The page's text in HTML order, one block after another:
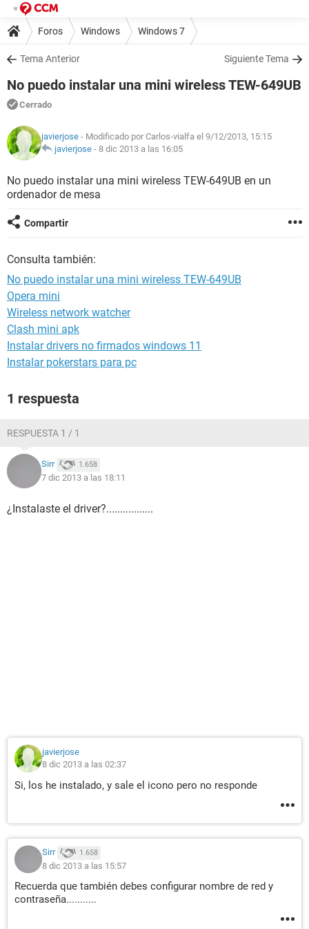
Foros Windows Windows 7
Tema Anterior Siguiente Tema
No puedo instalar una mini wireless TEW-649UB
Cerrado
javierjose - Modificado por Carlos-vialfa el 9/12/2013, 15:15
javierjose - 8 dic 2013 a las 16:05
No puedo instalar una mini wireless TEW-649UB en un
ordenador de mesa
Compartir
Consulta también:
No puedo instalar una mini wireless TEW-649UB
Opera mini
Wireless network watcher
Clash mini apk
Instalar drivers no firmados windows 11
Instalar pokerstars para pc
1 respuesta
RESPUESTA 1 / 1
Sirr 1.658
7 dic 2013 a las 18:11
¿Instalaste el driver?.................
javierjose
8 dic 2013 a las 02:37
Si, los he instalado, y sale el icono pero no responde
Sirr 1.658
8 dic 2013 a las 15:57
Recuerda que también debes configurar nombre de red y
contraseña...........